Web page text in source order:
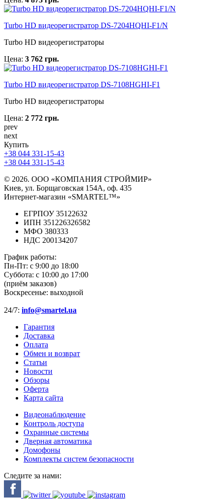
Turbo HD видеорегистратор DS-7204HQHI-F1/N
Turbo HD видеорегистраторы
Цена: 3 762 грн.
Turbo HD видеорегистратор DS-7108HGHI-F1
Turbo HD видеорегистраторы
Цена: 2 772 грн.
prev
next
Купить
+38 044 331-15-43
+38 044 331-15-43
© 2026. ООО «КОМПАНИЯ СТРОЙМИР»
Киев, ул. Борщаговская 154А, оф. 435
Интернет-магазин «SMARTEL™»
ЕГРПОУ 35122632
ИПН 351226326582
МФО 380333
НДС 200134207
График работы:
Пн-Пт: с 9:00 до 18:00
Суббота: с 10:00 до 17:00
(приём заказов)
Воскресенье: выходной
24/7: info@smartel.ua
Гарантия
Доставка
Оплата
Обмен и возврат
Статьи
Новости
Обзоры
Оферта
Карта сайта
Видеонаблюдение
Контроль доступа
Охранные системы
Дверная автоматика
Домофоны
Комплекты систем безопасности
Следите за нами: